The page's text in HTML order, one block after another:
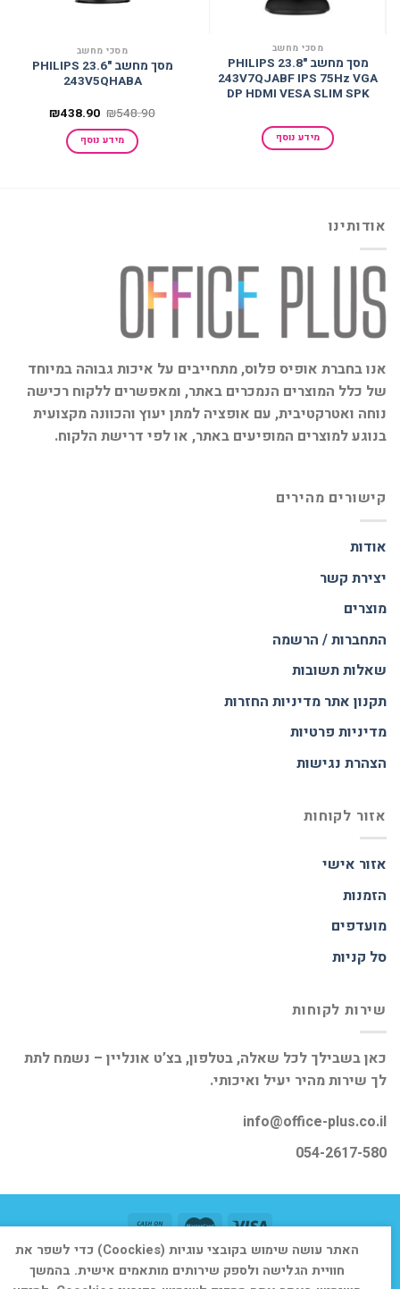
מסכי מחשב
מסך מחשב PHILIPS 23.8"
243V7QJABF IPS 75Hz VGA
DP HDMI VESA SLIM SPK
מידע נוסף
מסכי מחשב
מסך מחשב PHILIPS 23.6"
243V5QHABA
₪548.90 המחיר
היה:
₪548.90.
₪438.90 המחיר
מידע נוסף
אודותינו
אנו בחברת אופיס פלוס, מתחייבים על איכות גבוהה במיוחד
של כלל המוצרים הנמכרים באתר, ומאפשרים ללקוח רכישה
נוחה ואטרקטיבית, עם אופציה למתן יעוץ והכוונה מקצועית
בנוגע למוצרים המופיעים באתר, או לפי דרישת הלקוח.
קישורים מהירים
אודות
יצירת קשר
מוצרים
התחברות / הרשמה
שאלות תשובות
תקנון אתרמדיניות החזרות
מדיניות פרטיות
הצהרת נגישות
אזור לקוחות
אזור אישי
הזמנות
מועדפים
סל קניות
שירות לקוחות
כאן בשבילך לכל שאלה, בטלפון, בצ’ט אונליין – נשמח לתת
לך שירות מהיר יעיל ואיכותי.
info@office-plus.co.il
054-2617-580
דף הבית אודות חנות יצירת קשר
כל הזכויות שמורות 2026 © אופיס פלוס
האתר עושה שימוש בקובצי עוגיות (Coockies) כדי לשפר את
חוויית הגלישה ולספק שירותים מותאמים אישית. בהמשך